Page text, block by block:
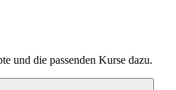
und die passenden Kurse dazu.